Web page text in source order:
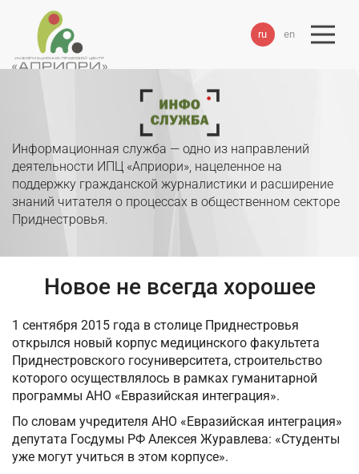
ru en
Информационная служба — одно из направлений
деятельности ИПЦ «Априори», нацеленное на
поддержку гражданской журналистики и расширение
знаний читателя о процессах в общественном секторе
Приднестровья.
Новое не всегда хорошее
1 сентября 2015 года в столице Приднестровья
открылся новый корпус медицинского факультета
Приднестровского госуниверситета, строительство
которого осуществлялось в рамках гуманитарной
программы АНО «Евразийская интеграция».
По словам учредителя АНО «Евразийская интеграция»
депутата Госдумы РФ Алексея Журавлева: «Студенты
уже могут учиться в этом корпусе».